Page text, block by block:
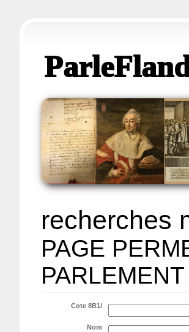
recherches
PAGE
Cote 8B1/
Nom